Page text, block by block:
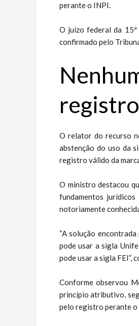
perante o INPI.
O juízo federal da
confirmado pelo
O relator do recurso
abstenção do uso da
registro válido da
O ministro destacou
fundamentos
notoriamente
“A solução
pode usar a sigla
pode usar a sigla FEI”,
Conforme observou
princípio atributivo,
pelo registro perante o